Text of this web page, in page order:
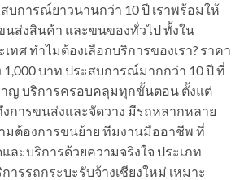
บการณ์ยาวนานกว่า 10 ปี เราพร้อมให้
นส่งสินค้า และขนของทั่วไป ทั้งใน
ทศ ทำไมต้องเลือกบริการของเรา? ราคา
1,000 บาท ประสบการณ์มากกว่า 10 ปี ที่
ญ บริการครอบคลุมทุกขั้นตอน ตั้งแต่
การขนส่งและจัดวาง มีรถหลากหลาย
มต้องการขนย้าย ทีมงานมืออาชีพ ที่
ละบริการด้วยความจริงใจ ประเภท
ารรถกระบะรับจ้างเชียงใหม่ เหมาะ